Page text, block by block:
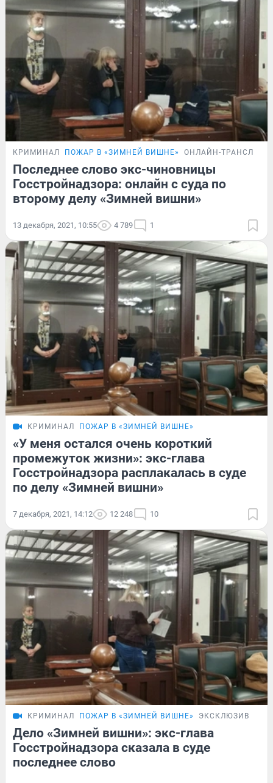
КРИМИНАЛ ПОЖАР В «ЗИМНЕЙ ВИШНЕ» ОНЛАЙН-
Последнее слово экс-чиновницы
Госстройнадзора: онлайн с суда по
второму делу «Зимней вишни»
13 декабря, 2021, 10:55 4 789 1
КРИМИНАЛ ПОЖАР В «ЗИМНЕЙ ВИШНЕ»
«У меня остался очень короткий
промежуток жизни»: экс-глава
Госстройнадзора расплакалась в суде
по делу «Зимней вишни»
7 декабря, 2021, 14:12 12 248 10
КРИМИНАЛ ПОЖАР В «ЗИМНЕЙ ВИШНЕ» ЭКСКЛЮЗИВ
Дело «Зимней вишни»: экс-глава
Госстройнадзора сказала в суде
последнее слово